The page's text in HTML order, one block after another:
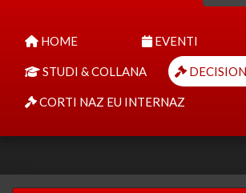
HOME EVENTI
STUDI & COLLANA
CORTI NAZ EU INTERNAZ